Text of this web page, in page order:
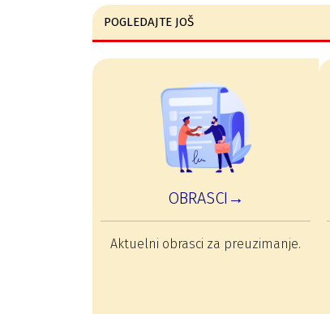
POGLEDAJTE JOŠ
OBRASCI→
Aktuelni obrasci za preuzimanje.